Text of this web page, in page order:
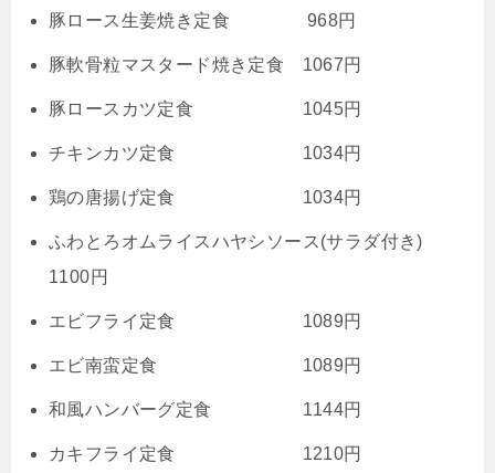
豚ロース生姜焼き定食 968円
豚軟骨粒マスタード焼き定食 1067円
豚ロースカツ定食 1045円
チキンカツ定食 1034円
鶏の唐揚げ定食 1034円
ふわとろオムライスハヤシソース(サラダ付き)
1100円
エビフライ定食 1089円
エビ南蛮定食 1089円
和風ハンバーグ定食 1144円
カキフライ定食 1210円